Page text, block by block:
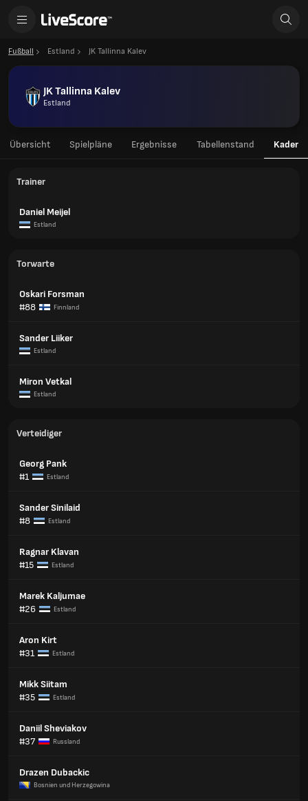
Fußball Estland JK Tallinna Kalev
JK Tallinna Kalev
Estland
Übersicht Spielpläne Ergebnisse Tabellenstand Kader
Trainer
Daniel Meijel
Estland
Torwarte
Oskari Forsman
#88
Finnland
Sander Liiker
Estland
Miron Vetkal
Estland
Verteidiger
Georg Pank
#1
Estland
Sander Sinilaid
#8
Estland
Ragnar Klavan
#15
Estland
Marek Kaljumae
#26
Estland
Aron Kirt
#31
Estland
Mikk Siitam
#35
Estland
Daniil Sheviakov
#37
Russland
Drazen Dubackic
Bosnien und Herzegowina